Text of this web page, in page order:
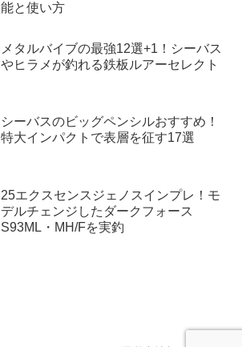
能と使い方
メタルバイブの最強12選+1！シーバス
やヒラメが釣れる鉄板ルアーセレクト
シーバスのビッグペンシルおすすめ！
特大インパクトで表層を征す17選
25エクスセンスジェノスインプレ！モ
デルチェンジしたダークフォース
S93ML・MH/Fを実釣